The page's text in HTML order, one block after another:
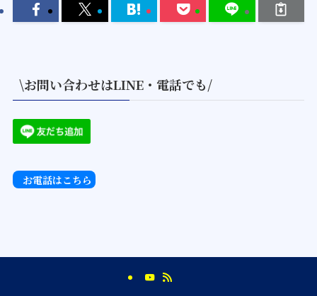
\お問い合わせはLINE・電話でも/
お電話はこちら